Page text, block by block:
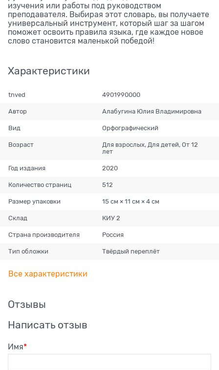
изучения или работы под руководством
преподавателя. Выбирая этот словарь, вы получаете
универсальный инструмент, который шаг за шагом
поможет освоить правила языка, где каждое новое
слово становится маленькой победой!
Характеристики
tnved 4901990000
Автор Алабугина Юлия Владимировна
Вид Орфографический
Возраст
Для взрослых, Для детей, От 12
лет
Год издания 2020
Количество страниц 512
Размер упаковки 15 см × 11 см × 4 см
Склад КИУ 2
Страна производителя Россия
Тип обложки Твёрдый переплёт
Все характеристики
Отзывы
Написать отзыв
Имя